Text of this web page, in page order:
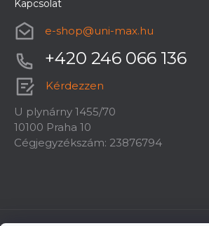
Kapcsolat
e-shop@uni-max.hu
+420 246 066 136
Kérdezzen
U plynárny 1455/70
10100 Praha 10
Cégjegyzékszám: 23876794